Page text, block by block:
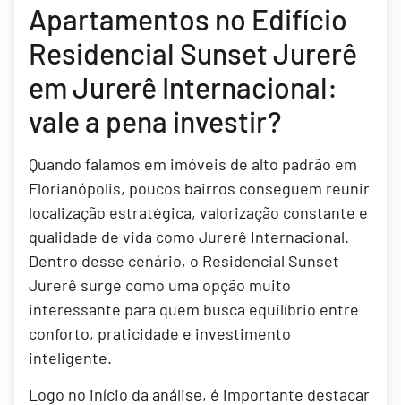
Apartamentos no Edifício
Residencial Sunset Jurerê
em Jurerê Internacional:
vale a pena investir?
Quando falamos em imóveis de alto padrão em
Florianópolis, poucos bairros conseguem reunir
localização estratégica, valorização constante e
qualidade de vida como Jurerê Internacional.
Dentro desse cenário, o Residencial Sunset
Jurerê surge como uma opção muito
interessante para quem busca equilíbrio entre
conforto, praticidade e investimento
inteligente.
Logo no início da análise, é importante destacar